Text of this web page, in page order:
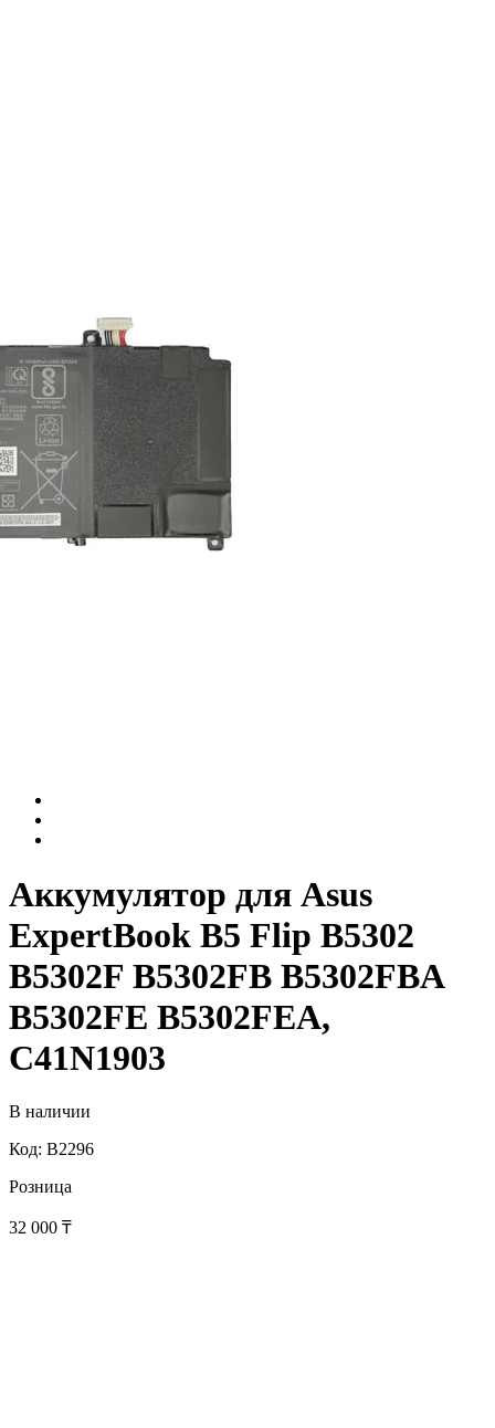
Аккумулятор для Asus
ExpertBook B5 Flip B5302
B5302F B5302FB B5302FBA
B5302FE B5302FEA,
C41N1903
В наличии
Код: B2296
Розница
32 000 ₸